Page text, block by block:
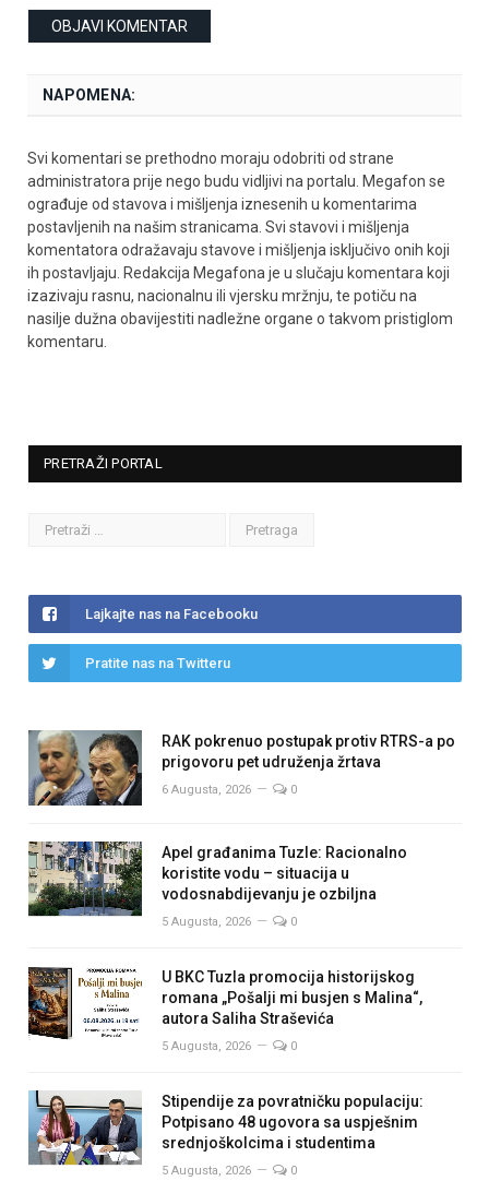
NAPOMENA:
Svi komentari se prethodno moraju odobriti od strane
administratora prije nego budu vidljivi na portalu. Megafon se
ograđuje od stavova i mišljenja iznesenih u komentarima
postavljenih na našim stranicama. Svi stavovi i mišljenja
komentatora odražavaju stavove i mišljenja isključivo onih koji
ih postavljaju. Redakcija Megafona je u slučaju komentara koji
izazivaju rasnu, nacionalnu ili vjersku mržnju, te potiču na
nasilje dužna obavijestiti nadležne organe o takvom pristiglom
komentaru.
PRETRAŽI PORTAL
Lajkajte nas na Facebooku
Pratite nas na Twitteru
RAK pokrenuo postupak protiv RTRS-a po
prigovoru pet udruženja žrtava
6 Augusta, 2026 0
Apel građanima Tuzle: Racionalno
koristite vodu – situacija u
vodosnabdijevanju je ozbiljna
5 Augusta, 2026 0
U BKC Tuzla promocija historijskog
romana „Pošalji mi busjen s Malina“,
autora Saliha Straševića
5 Augusta, 2026 0
Stipendije za povratničku populaciju:
Potpisano 48 ugovora sa uspješnim
srednjoškolcima i studentima
5 Augusta, 2026 0